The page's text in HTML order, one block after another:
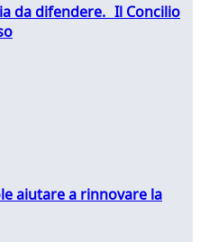
da difendere. Il Concilio
aiutare a rinnovare la